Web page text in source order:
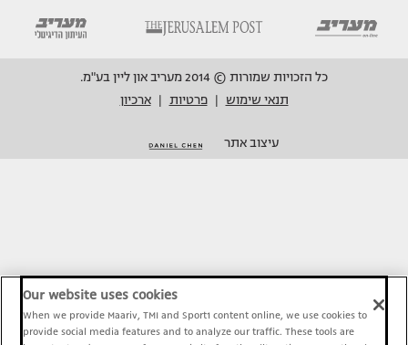
כל הזכויות שמורות © 2014 מעריב און ליין בע"מ.
תנאי שימוש
פרטיות ארכיון
עיצוב אתר
Our website uses cookies
When we provide Maariv, TMI and Sport1 content online, we use cookies to
provide social media features and to analyze our traffic. These tools are